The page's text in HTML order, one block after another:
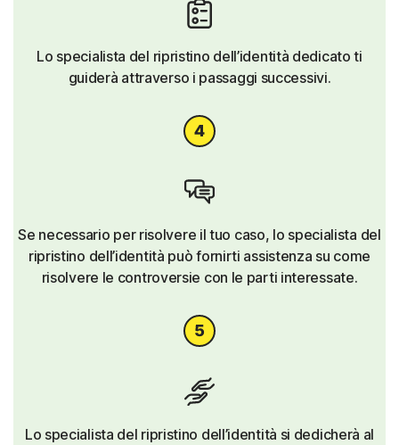
Lo specialista del ripristino dell’identità dedicato ti
guiderà attraverso i passaggi successivi.
Se necessario per risolvere il tuo caso, lo specialista del
ripristino dell’identità può fornirti assistenza su come
risolvere le controversie con le parti interessate.
Lo specialista del ripristino dell’identità si dedicherà al